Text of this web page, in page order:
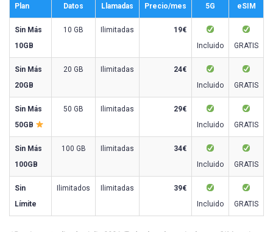
Plan Datos Llamadas Precio/mes 5G eSIM
Sin Más
10GB
10 GB Ilimitadas
19€
Incluido
GRATIS
Sin Más
20GB
20 GB Ilimitadas
24€
Incluido
GRATIS
Sin Más
50GB
50 GB Ilimitadas
29€
Incluido
GRATIS
Sin Más
100GB
100 GB Ilimitadas
34€
Incluido
GRATIS
Sin
Límite
Ilimitados Ilimitadas
39€
Incluido
GRATIS